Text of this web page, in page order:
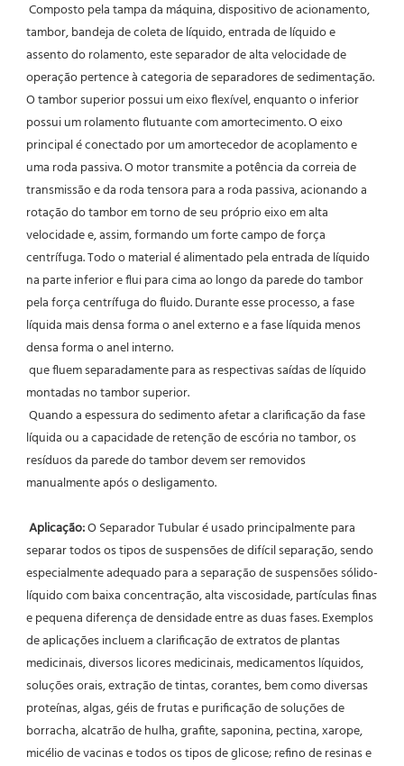
tambor, bandeja de coleta de líquido, entrada de líquido e
assento do rolamento, este separador de alta velocidade de
operação pertence à categoria de separadores de sedimentação.
O tambor superior possui um eixo flexível, enquanto o inferior
possui um rolamento flutuante com amortecimento. O eixo
principal é conectado por um amortecedor de acoplamento e
uma roda passiva. O motor transmite a potência da correia de
transmissão e da roda tensora para a roda passiva, acionando a
rotação do tambor em torno de seu próprio eixo em alta
velocidade e, assim, formando um forte campo de força
centrífuga. Todo o material é alimentado pela entrada de líquido
na parte inferior e flui para cima ao longo da parede do tambor
pela força centrífuga do fluido. Durante esse processo, a fase
líquida mais densa forma o anel externo e a fase líquida menos
densa forma o anel interno.
montadas no tambor superior.
líquida ou a capacidade de retenção de escória no tambor, os
resíduos da parede do tambor devem ser removidos
manualmente após o desligamento.
Aplicação: O Separador Tubular é usado principalmente para
separar todos os tipos de suspensões de difícil separação, sendo
especialmente adequado para a separação de suspensões sólido-
líquido com baixa concentração, alta viscosidade, partículas finas
e pequena diferença de densidade entre as duas fases. Exemplos
de aplicações incluem a clarificação de extratos de plantas
medicinais, diversos licores medicinais, medicamentos líquidos,
soluções orais, extração de tintas, corantes, bem como diversas
proteínas, algas, géis de frutas e purificação de soluções de
borracha, alcatrão de hulha, grafite, saponina, pectina, xarope,
micélio de vacinas e todos os tipos de glicose; refino de resinas e